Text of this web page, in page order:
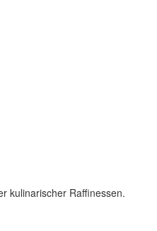
kulinarischer Raffinessen.